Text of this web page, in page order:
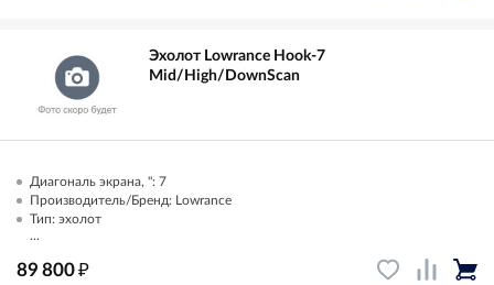
Эхолот Lowrance Hook-7
Mid/High/DownScan
Диагональ экрана, ": 7
Производитель/Бренд: Lowrance
Тип: эхолот
...
89 800₽